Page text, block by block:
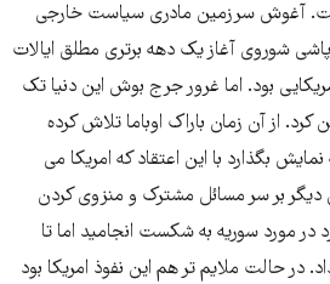
آغوش سرزمین مادری سیاست خارجی
شوروی آغاز یک دهه برتری مطلق ایالات
بود. اما غرور جرج بوش این دنیا تک
کرد. از آن زمان باراک اوباما تلاش کرده
بگذارد با این اعتقاد که امریکا می
دیگر بر سر مسائل مشترک و منزوی کردن
در مورد سوریه به شکست انجامید اما تا
در حالت ملایم تر هم این نفوذ امریکا بود